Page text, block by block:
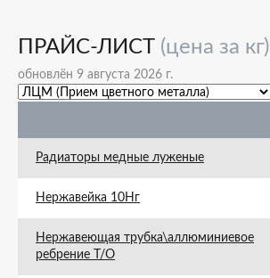
ПРАЙС-ЛИСТ (цена за кг)
обновлён 9 августа 2026 г.
Радиаторы медные луженые
Нержавейка 10Нг
Нержавеющая трубка\аллюминиевое
ребрение Т/О